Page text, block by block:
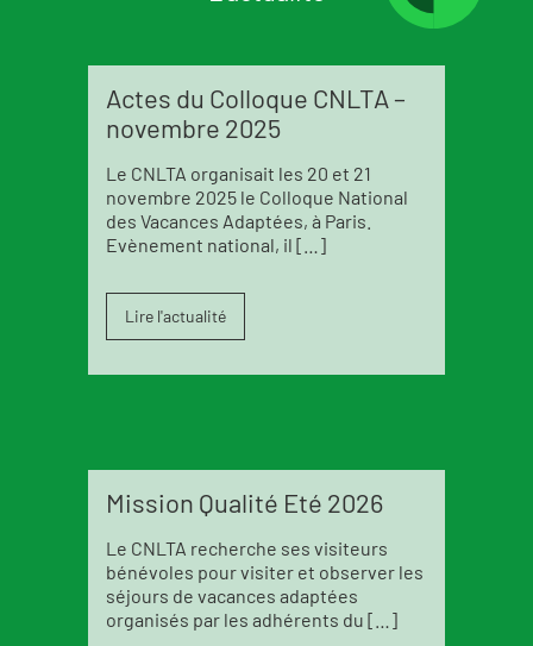
Actes du Colloque CNLTA –
novembre 2025
Le CNLTA organisait les 20 et 21
novembre 2025 le Colloque National
des Vacances Adaptées, à Paris.
Evènement national, il […]
Lire l'actualité
Mission Qualité Eté 2026
Le CNLTA recherche ses visiteurs
bénévoles pour visiter et observer les
séjours de vacances adaptées
organisés par les adhérents du […]